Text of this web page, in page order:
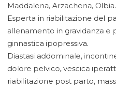
Maddalena, Arzachena, Olbia.
Esperta in riabilitazione del
allenamento in gravidanza e
ginnastica ipopressiva.
Diastasi addominale,
dolore pelvico, vescica
riabilitazione post parto,